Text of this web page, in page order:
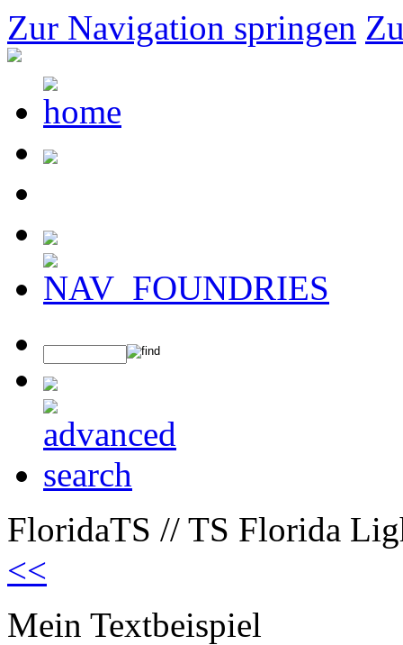
Zur Navigation springen
FloridaTS // TS Florida
<<
Mein Textbeispiel